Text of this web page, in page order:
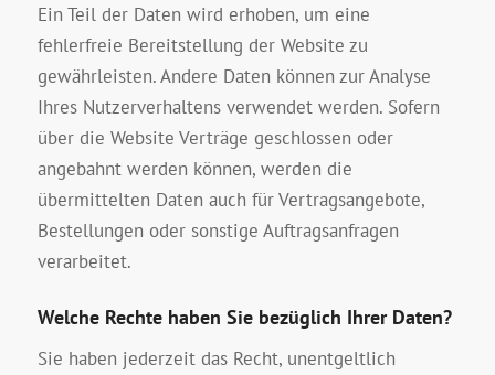
Ein Teil der Daten wird erhoben, um eine
fehlerfreie Bereitstellung der Website zu
gewährleisten. Andere Daten können zur Analyse
Ihres Nutzerverhaltens verwendet werden. Sofern
über die Website Verträge geschlossen oder
angebahnt werden können, werden die
übermittelten Daten auch für Vertragsangebote,
Bestellungen oder sonstige Auftragsanfragen
verarbeitet.
Welche Rechte haben Sie bezüglich Ihrer Daten?
Sie haben jederzeit das Recht, unentgeltlich